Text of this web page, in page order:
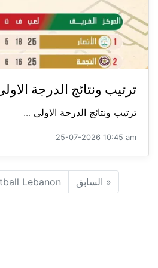
ترتيب ونتائج الدرجة
ترتيب ونتائج الدرجة الاولى ...
25-07-2026 10:45 am
« السابق Lebanon